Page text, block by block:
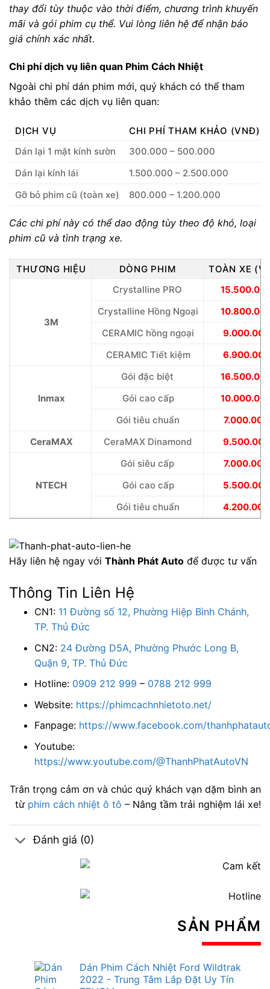
thay đổi tùy thuộc vào thời điểm, chương trình khuyến
mãi và gói phim cụ thể. Vui lòng liên hệ để nhận báo
giá chính xác nhất.
Chi phí dịch vụ liên quan Phim Cách Nhiệt
Ngoài chi phí dán phim mới, quý khách có thể tham
khảo thêm các dịch vụ liên quan:
DỊCH VỤ
CHI PHÍ THAM KHẢO (VNĐ)
Dán lại 1 mặt kính sườn
300.000 – 500.000
Dán lại kính lái
1.500.000 – 2.500.000
Gỡ bỏ phim cũ (toàn xe)
800.000 – 1.200.000
Các chi phí này có thể dao động tùy theo độ khó, loại
phim cũ và tình trạng xe.
THƯƠNG HIỆU DÒNG PHIM TOÀN XE
3M
Crystalline PRO
Crystalline Hồng Ngoại
CERAMIC hồng ngoại
9.000.000
CERAMIC Tiết kiệm
6.900.000
Inmax
Gói đặc biệt
Gói cao cấp
Gói tiêu chuẩn
7.000.000
CeraMAX
CeraMAX Dinamond 9.500.000
NTECH
Gói siêu cấp
7.000.000
Gói cao cấp
5.500.000
Gói tiêu chuẩn
4.200.000
Hãy liên hệ ngay với Thành Phát Auto để được tư vấn
Thông Tin Liên Hệ
CN1: 11 Đường số 12, Phường Hiệp Bình Chánh,
TP. Thủ Đức
CN2: 24 Đường D5A, Phường Phước Long B,
Quận 9, TP. Thủ Đức
Hotline: 0909 212 999 – 0788 212 999
Website: https://phimcachnhietoto.net/
Fanpage: https://www.facebook.com/
Youtube:
https://www.youtube.com/@ThanhPhatAutoVN
Trân trọng cảm ơn và chúc quý khách vạn dặm bình an
từ phim cách nhiệt ô tô – Nâng tầm trải nghiệm lái xe!
Đánh giá (0)
SẢN PHẨM
Dán Phim Cách Nhiệt Ford Wildtrak
2022 - Trung Tâm Lắp Đặt Uy Tín